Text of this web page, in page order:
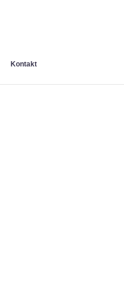
Kontakt